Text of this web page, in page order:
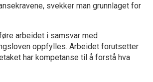
svekker man grunnlaget for
arbeidet i samsvar med
oppfylles. Arbeidet forutsetter
har kompetanse til å forstå hva